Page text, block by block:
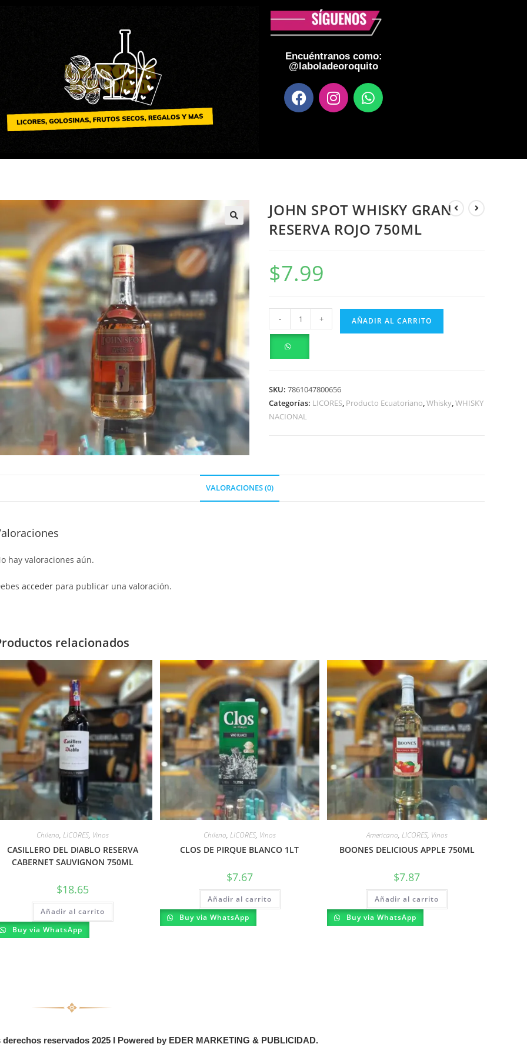
Encuéntranos como:
@laboladeoroquito
JOHN SPOT WHISKY GRAN
RESERVA ROJO 750ML
$7.99
- + AÑADIR AL CARRITO
SKU:7861047800656
Categorías: LICORES, Producto Ecuatoriano,Whisky,WHISKY
NACIONAL
VALORACIONES (0)
hay valoraciones aún.
acceder para publicar una valoración.
relacionados
Chileno, LICORES, Vinos
CASILLERO DEL DIABLO RESERVA
CABERNET SAUVIGNON 750ML
$18.65
Añadir al carrito
Buy via WhatsApp
Chileno, LICORES, Vinos
CLOS DE PIRQUE BLANCO 1LT
$7.67
Añadir al carrito
Buy via WhatsApp
Americano, LICORES, Vinos
BOONES DELICIOUS APPLE 750ML
$7.87
Añadir al carrito
Buy via WhatsApp
reservados 2025 l Powered by EDER MARKETING & PUBLICIDAD.